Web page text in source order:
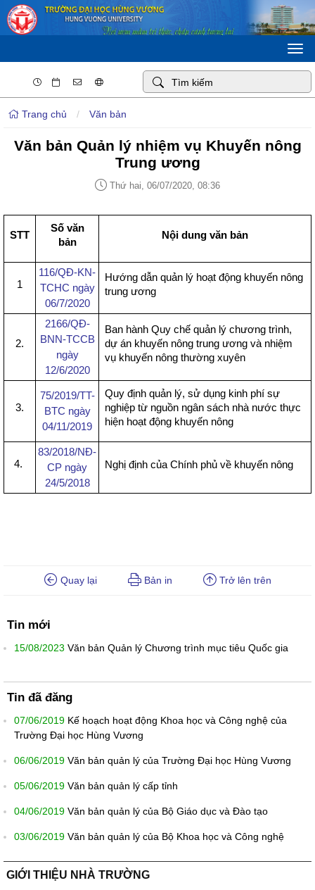
Trang chủ / Văn bản
Văn bản Quản lý nhiệm vụ Khuyến nông
Trung ương
Thứ hai, 06/07/2020, 08:36
STT
Số văn
bản
Nội dung văn bản
1
116/QĐ-KN-
TCHC ngày
06/7/2020
Hướng dẫn quản lý hoạt động khuyến nông
trung ương
2.
2166/QĐ-
BNN-TCCB
ngày
12/6/2020
Ban hành Quy chế quản lý chương trình,
dự án khuyến nông trung ương và nhiệm
vụ khuyến nông thường xuyên
3.
75/2019/TT-
BTC ngày
04/11/2019
Quy định quản lý, sử dụng kinh phí sự
nghiệp từ nguồn ngân sách nhà nước thực
hiện hoạt động khuyến nông
4.
83/2018/NĐ-
CP ngày
24/5/2018
Nghị định của Chính phủ về khuyến nông
Quay lại Bản in Trở lên trên
Tin mới
15/08/2023 Văn bản Quản lý Chương trình mục tiêu Quốc gia
Tin đã đăng
07/06/2019 Kế hoạch hoạt động Khoa học và Công nghệ của
Trường Đại học Hùng Vương
06/06/2019 Văn bản quản lý của Trường Đại học Hùng Vương
05/06/2019 Văn bản quản lý cấp tỉnh
04/06/2019 Văn bản quản lý của Bộ Giáo dục và Đào tạo
03/06/2019 Văn bản quản lý của Bộ Khoa học và Công nghệ
GIỚI THIỆU NHÀ TRƯỜNG